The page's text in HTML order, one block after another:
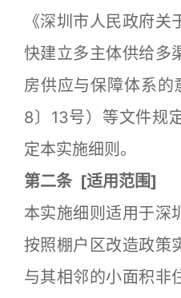
《深圳市人民政府
快建立多主体供给多
房供应与保障体系的
8〕13号）等文件规
定本实施细则。
第二条 [适用范围]
本实施细则适用于深
按照棚户区改造政策
与其相邻的小面积非